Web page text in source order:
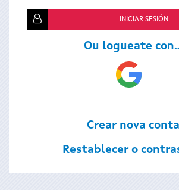
Ou logueate
Login
with
Crear nova conta
Restablecer o